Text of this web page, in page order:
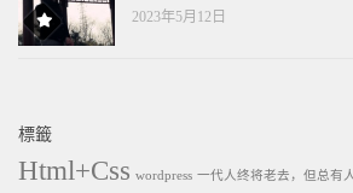
2023年5月12日
標籤
Html+Css wordpress 一代人终将老去，但总有